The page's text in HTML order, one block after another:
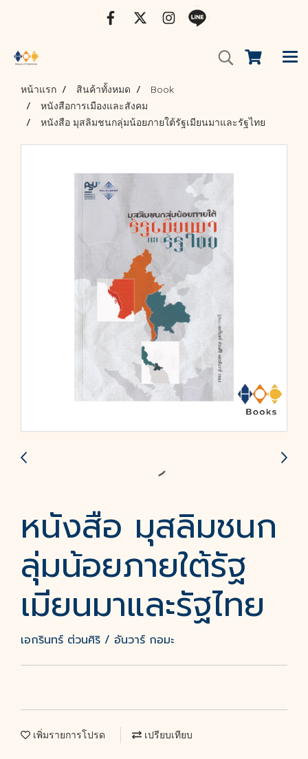
หน้าแรก สินค้าทั้งหมด
Book
หนังสือการเมืองและสังคม
หนังสือ มุสลิมชนกลุ่มน้อยภายใต้รัฐเมียนมาและรัฐไทย
หนังสือ มุสลิมชนก
ลุ่มน้อยภายใต้รัฐ
เมียนมาและรัฐไทย
เอกรินทร์ ต่วนศิริ / อันวาร์ กอมะ
เพิ่มรายการโปรด เปรียบเทียบ